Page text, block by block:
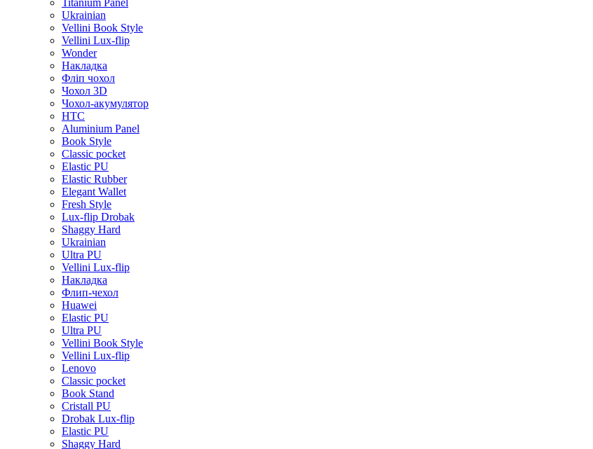
Titanium Panel
Ukrainian
Vellini Book Style
Vellini Lux-flip
Wonder
Накладка
Фліп чохол
Чохол 3D
Чохол-акумулятор
HTC
Aluminium Panel
Book Style
Classic pocket
Elastic PU
Elastic Rubber
Elegant Wallet
Fresh Style
Lux-flip Drobak
Shaggy Hard
Ukrainian
Ultra PU
Vellini Lux-flip
Накладка
Флип-чехол
Huawei
Elastic PU
Ultra PU
Vellini Book Style
Vellini Lux-flip
Lenovo
Classic pocket
Book Stand
Cristall PU
Drobak Lux-flip
Elastic PU
Shaggy Hard